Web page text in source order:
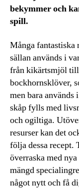
bekymmer och
spill.
Många fantastiska
sällan används i
från kikärtsmjöl
bockhornsklöver,
men bara används
skåp fylls med
och ogiltiga.
resurser kan det
följa dessa recept.
överraska med
mängd
något nytt och få